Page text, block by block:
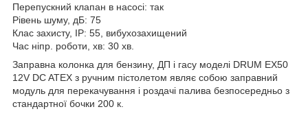
Перепускний клапан в насосі: так
Рівень шуму, дБ: 75
Клас захисту, IP: 55, вибухозахищений
Час ніпр. роботи, хв: 30 хв.
Заправна колонка для бензину, ДП і гасу моделі DRUM EX50
12V DC ATEX з ручним пістолетом являє собою заправний
модуль для перекачування і роздачі палива безпосередньо з
стандартної бочки 200 к.